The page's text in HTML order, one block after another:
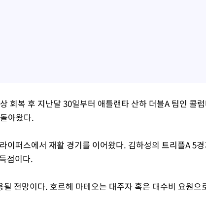
회복 후 지난달 30일부터 애틀랜타 산하 더블A 팀인 콜
아왔다.
이퍼스에서 재활 경기를 이어왔다. 김하성의 트리플A 5경
점이다.
전망이다. 호르헤 마테오는 대주자 혹은 대수비 요원으